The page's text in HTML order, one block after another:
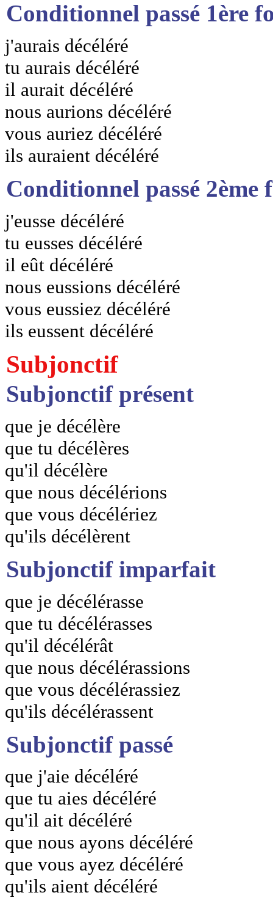
Conditionnel passé 1ère
j'aurais décéléré
tu aurais décéléré
il aurait décéléré
nous aurions décéléré
vous auriez décéléré
ils auraient décéléré
Conditionnel passé 2ème
j'eusse décéléré
tu eusses décéléré
il eût décéléré
nous eussions décéléré
vous eussiez décéléré
ils eussent décéléré
Subjonctif
Subjonctif présent
que je décélère
que tu décélères
qu'il décélère
que nous décélérions
que vous décélériez
qu'ils décélèrent
Subjonctif imparfait
que je décélérasse
que tu décélérasses
qu'il décélérât
que nous décélérassions
que vous décélérassiez
qu'ils décélérassent
Subjonctif passé
que j'aie décéléré
que tu aies décéléré
qu'il ait décéléré
que nous ayons décéléré
que vous ayez décéléré
qu'ils aient décéléré